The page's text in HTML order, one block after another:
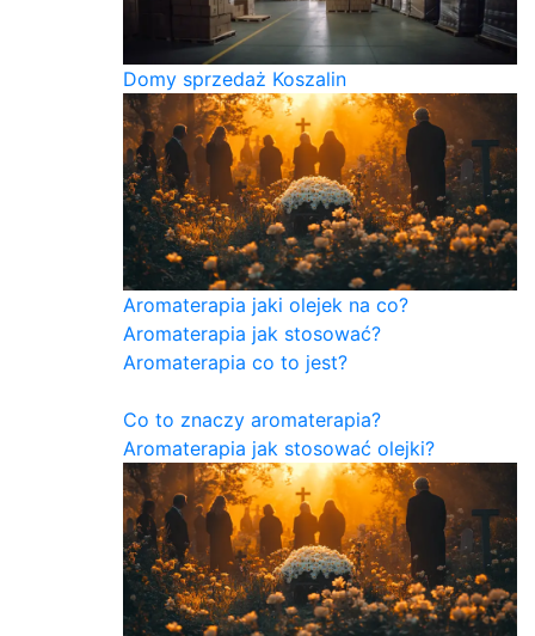
Domy sprzedaż Koszalin
Aromaterapia jaki olejek na co?
Aromaterapia jak stosować?
Aromaterapia co to jest?
Co to znaczy aromaterapia?
Aromaterapia jak stosować olejki?